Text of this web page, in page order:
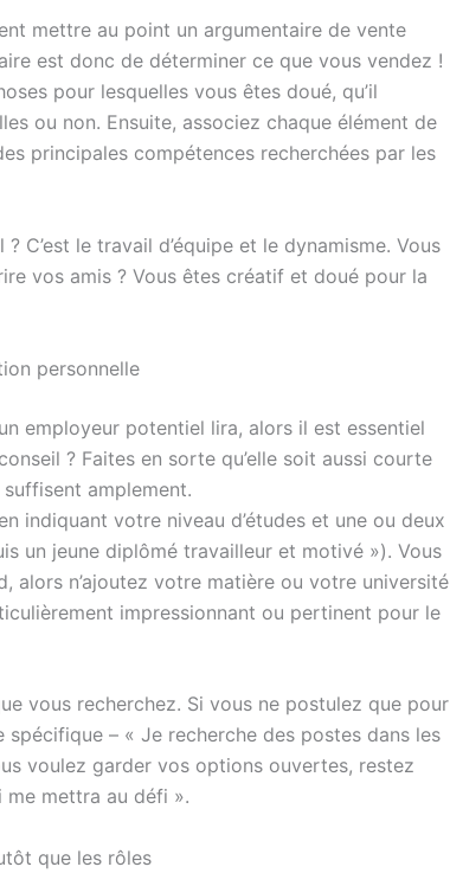
mettre au point un argumentaire de vente
est donc de déterminer ce que vous vendez !
pour lesquelles vous êtes doué, qu’il
ou non. Ensuite, associez chaque élément de
principales compétences recherchées par les
C’est le travail d’équipe et le dynamisme. Vous
vos amis ? Vous êtes créatif et doué pour la
personnelle
employeur potentiel lira, alors il est essentiel
? Faites en sorte qu’elle soit aussi courte
amplement.
indiquant votre niveau d’études et une ou deux
un jeune diplômé travailleur et motivé »). Vous
alors n’ajoutez votre matière ou votre université
impressionnant ou pertinent pour le
vous recherchez. Si vous ne postulez que pour
spécifique – « Je recherche des postes dans les
voulez garder vos options ouvertes, restez
me mettra au défi ».
que les rôles